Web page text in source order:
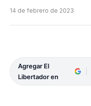
14 de febrero de 2023
Agregar El
Libertador en